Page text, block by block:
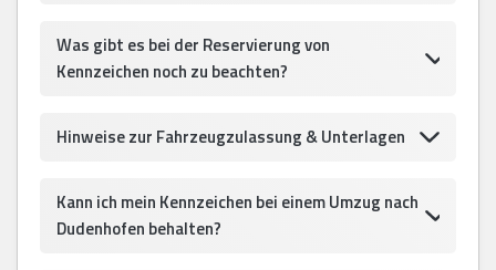
Was gibt es bei der Reservierung von
Kennzeichen noch zu beachten?
Hinweise zur Fahrzeugzulassung & Unterlagen
Kann ich mein Kennzeichen bei einem Umzug nach
Dudenhofen behalten?